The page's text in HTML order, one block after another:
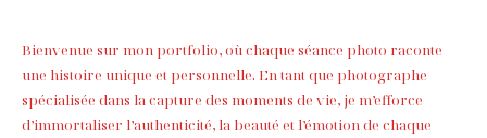
Aquatique
Photothérapie
Accouchement
Portfolio
Qui Suis-Je ?
Contact
Bienvenue sur mon portfolio, où chaque séance photo raconte
une histoire unique et personnelle. En tant que photographe
spécialisée dans la capture des moments de vie, je m’efforce
d’immortaliser l’authenticité, la beauté et l’émotion de chaque